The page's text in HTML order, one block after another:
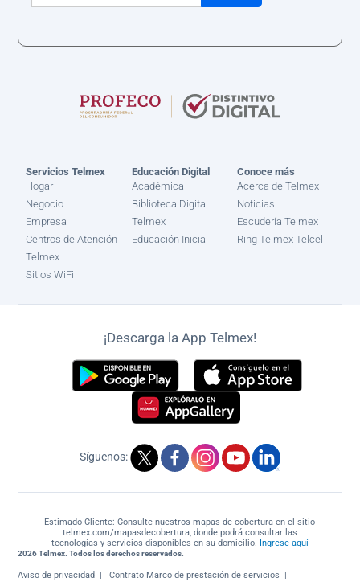
Servicios Telmex
Hogar
Negocio
Empresa
Centros de Atención
Telmex
Sitios WiFi
Educación Digital
Académica
Biblioteca Digital
Telmex
Educación Inicial
Conoce más
Acerca de Telmex
Noticias
Escudería Telmex
Ring Telmex Telcel
¡Descarga la App Telmex!
Síguenos:
Estimado Cliente: Consulte nuestros mapas de cobertura en el sitio
telmex.com/mapasdecobertura, donde podrá consultar las
tecnologías y servicios disponibles en su domicilio. Ingrese aquí
2026 Telmex. Todos los derechos reservados.
Aviso de privacidad Contrato Marco de prestación de servicios